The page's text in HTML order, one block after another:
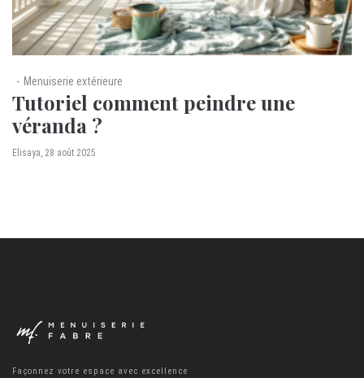
Menuiserie extérieure
Tutoriel comment peindre une
véranda ?
byElisaya 28 août 2025
Façonnez votre espace avec excellence